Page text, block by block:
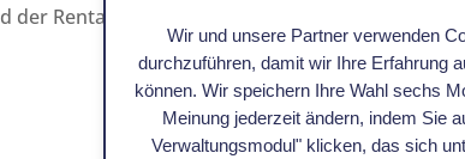
der Rentabilitätszwänge.
Wir und unsere Partner verwenden
durchzuführen, damit wir Ihre Erfahrung
können. Wir speichern Ihre Wahl sechs
Meinung jederzeit ändern, indem Sie
Verwaltungsmodul" klicken, das sich